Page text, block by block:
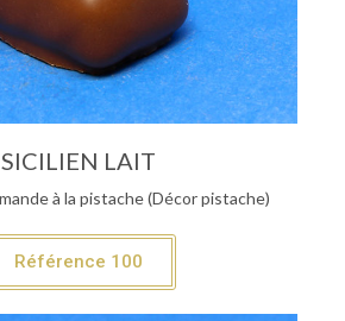
SICILIEN LAIT
à la pistache (Décor pistache)
Référence 100